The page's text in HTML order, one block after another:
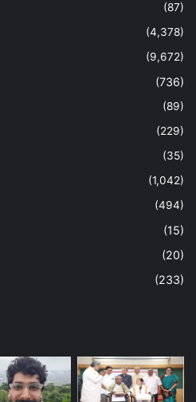
(87)
(4,378)
(9,672)
(736)
(89)
(229)
(35)
(1,042)
(494)
(15)
(20)
(233)